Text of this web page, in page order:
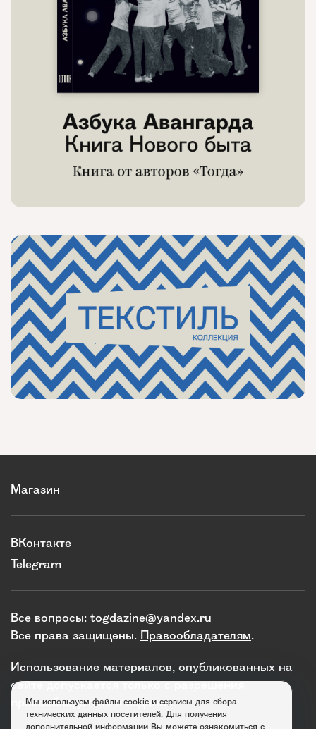
Магазин
ВКонтакте
Telegram
Все вопросы: togdazine@yandex.ru
Все права защищены. Правообладателям.
Использование материалов, опубликованных на
сайте допускается только с разрешения
правообладателя и издания.
Мы используем файлы cookie и сервисы для сбора
технических данных посетителей. Для получения
дополнительной информации Вы можете ознакомиться с